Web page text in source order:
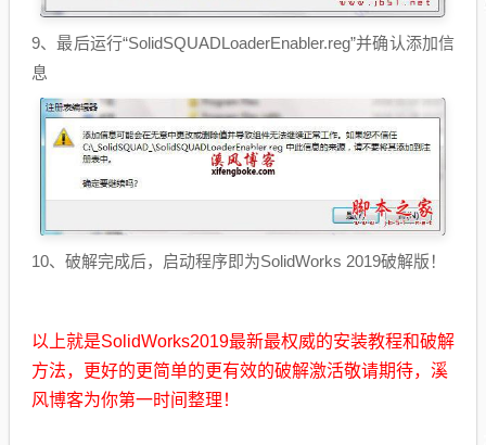
9、最后运行“SolidSQUADLoaderEnabler.reg”并确认添加信
息
10、破解完成后，启动程序即为SolidWorks 2019破解版！
以上就是SolidWorks2019最新最权威的安装教程和破解
方法，更好的更简单的更有效的破解激活敬请期待，溪
风博客为你第一时间整理！